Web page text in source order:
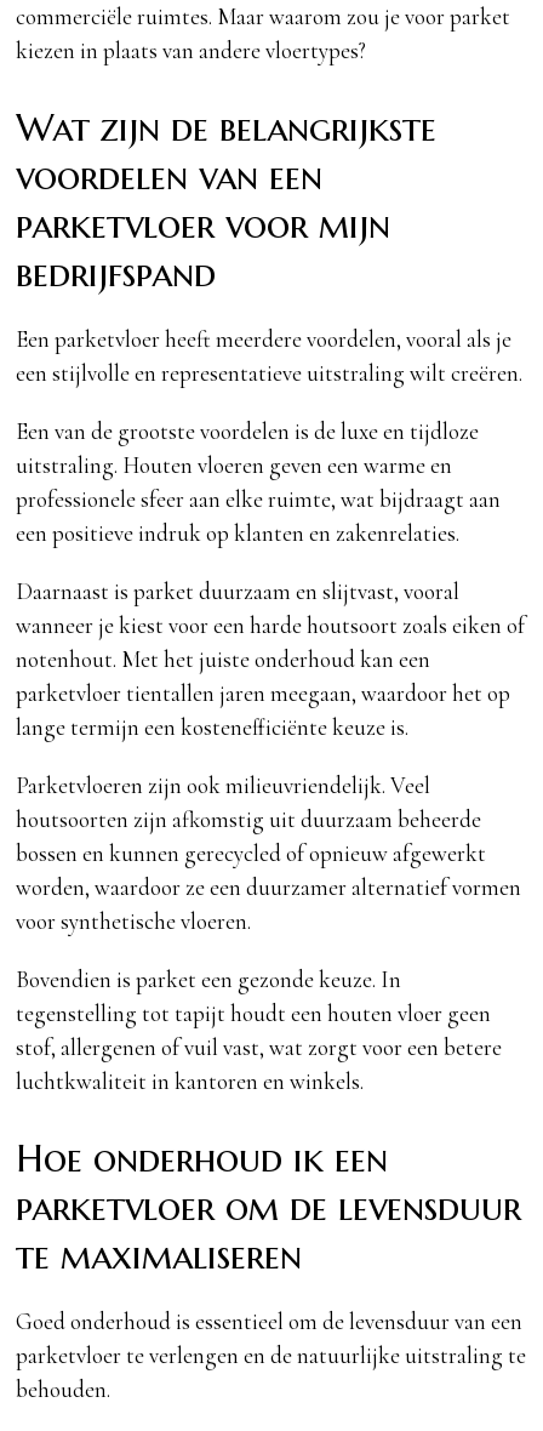
commerciële ruimtes. Maar waarom zou je voor parket
kiezen in plaats van andere vloertypes?
Wat zijn de belangrijkste
voordelen van een
parketvloer voor mijn
bedrijfspand
Een parketvloer heeft meerdere voordelen, vooral als je
een stijlvolle en representatieve uitstraling wilt creëren.
Een van de grootste voordelen is de luxe en tijdloze
uitstraling. Houten vloeren geven een warme en
professionele sfeer aan elke ruimte, wat bijdraagt aan
een positieve indruk op klanten en zakenrelaties.
Daarnaast is parket duurzaam en slijtvast, vooral
wanneer je kiest voor een harde houtsoort zoals eiken of
notenhout. Met het juiste onderhoud kan een
parketvloer tientallen jaren meegaan, waardoor het op
lange termijn een kostenefficiënte keuze is.
Parketvloeren zijn ook milieuvriendelijk. Veel
houtsoorten zijn afkomstig uit duurzaam beheerde
bossen en kunnen gerecycled of opnieuw afgewerkt
worden, waardoor ze een duurzamer alternatief vormen
voor synthetische vloeren.
Bovendien is parket een gezonde keuze. In
tegenstelling tot tapijt houdt een houten vloer geen
stof, allergenen of vuil vast, wat zorgt voor een betere
luchtkwaliteit in kantoren en winkels.
Hoe onderhoud ik een
parketvloer om de levensduur
te maximaliseren
Goed onderhoud is essentieel om de levensduur van een
parketvloer te verlengen en de natuurlijke uitstraling te
behouden.